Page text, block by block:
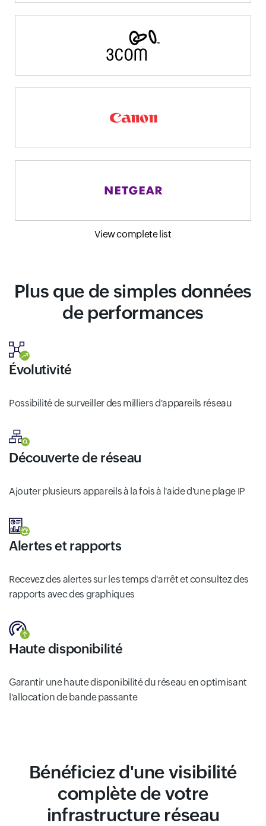
View complete list
Plus que de simples données
de performances
Évolutivité
Possibilité de surveiller des milliers d'appareils réseau
Découverte de réseau
Ajouter plusieurs appareils à la fois à l'aide d'une plage IP
Alertes et rapports
Recevez des alertes sur les temps d'arrêt et consultez des
rapports avec des graphiques
Haute disponibilité
Garantir une haute disponibilité du réseau en optimisant
l'allocation de bande passante
Bénéficiez d'une visibilité
complète de votre
infrastructure réseau